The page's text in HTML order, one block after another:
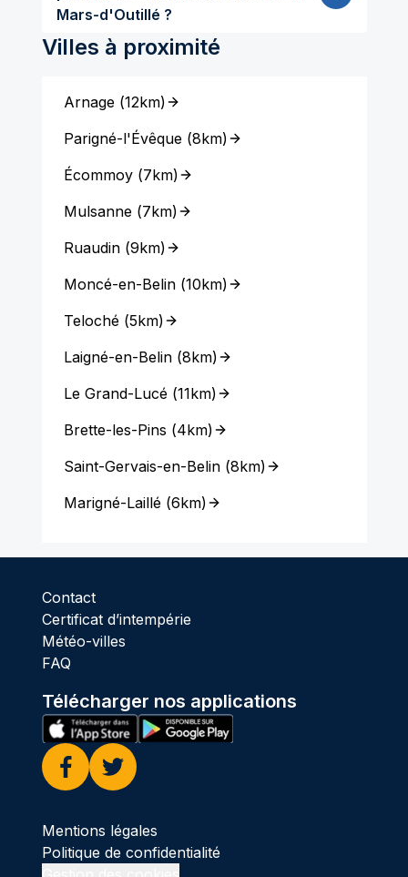
Mars-d'Outillé ?
Villes à proximité
Arnage(12km)
Parigné-l'Évêque(8km)
Écommoy(7km)
Mulsanne(7km)
Ruaudin(9km)
Moncé-en-Belin(10km)
Teloché(5km)
Laigné-en-Belin(8km)
Le Grand-Lucé(11km)
Brette-les-Pins (4km)
Saint-Gervais-en-Belin(8km)
Marigné-Laillé(6km)
Contact
Certificat d’intempérie
Météo-villes
FAQ
Télécharger nos applications
Facebook
Twitter
Mentions légales
Politique de confidentialité